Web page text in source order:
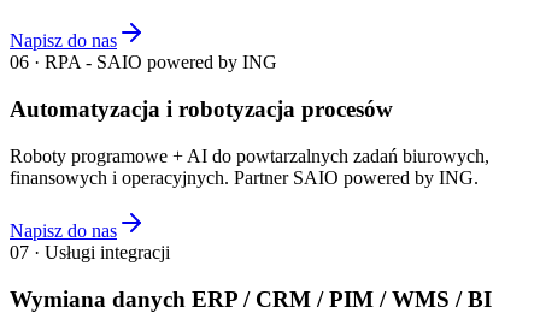
Napisz do nas
06 · RPA - SAIO powered by ING
Automatyzacja i robotyzacja procesów
Roboty programowe + AI do powtarzalnych zadań biurowych,
finansowych i operacyjnych. Partner SAIO powered by ING.
Napisz do nas
07 · Usługi integracji
Wymiana danych ERP / CRM / PIM / WMS / BI